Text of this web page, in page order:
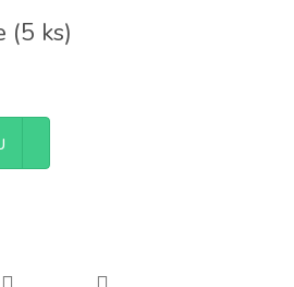
(5 ks)